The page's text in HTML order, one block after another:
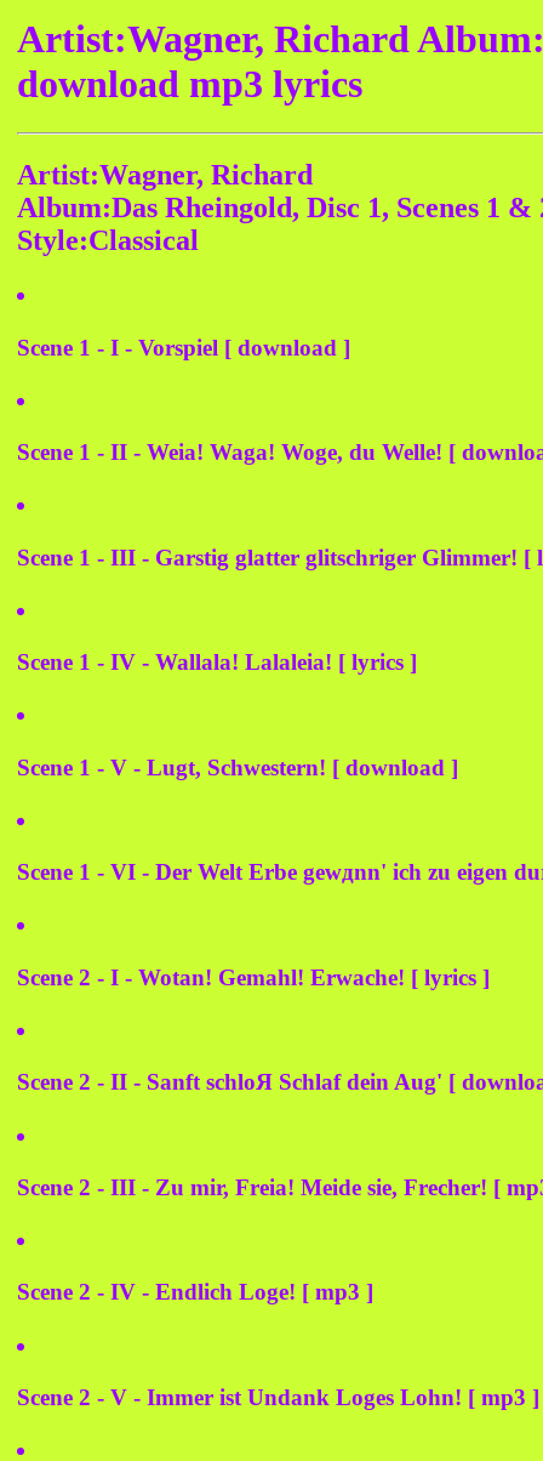
Artist:Wagner, Richard
download mp3 lyrics
Artist:Wagner, Richard
Album:Das Rheingold, Disc 1, Scenes 1 &
Style:Classical
Scene 1 - I - Vorspiel [ download ]
Scene 1 - II - Weia! Waga! Woge, du Welle! [
Scene 1 - III - Garstig glatter glitschriger Glimmer! [
Scene 1 - IV - Wallala! Lalaleia! [ lyrics ]
Scene 1 - V - Lugt, Schwestern! [ download ]
Scene 1 - VI - Der Welt Erbe gewдnn' ich zu eigen
Scene 2 - I - Wotan! Gemahl! Erwache! [ lyrics ]
Scene 2 - II - Sanft schloЯ Schlaf dein Aug' [
Scene 2 - III - Zu mir, Freia! Meide sie, Frecher! [
Scene 2 - IV - Endlich Loge! [ mp3 ]
Scene 2 - V - Immer ist Undank Loges Lohn! [ mp3 ]